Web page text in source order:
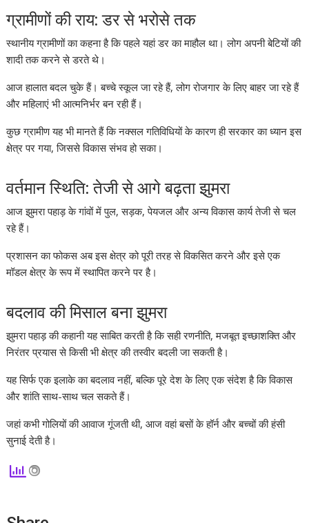
ग्रामीणों की राय: डर से भरोसे तक
स्थानीय ग्रामीणों का कहना है कि पहले यहां डर का माहौल था। लोग अपनी बेटियों की
शादी तक करने से डरते थे।
आज हालात बदल चुके हैं। बच्चे स्कूल जा रहे हैं, लोग रोजगार के लिए बाहर जा रहे हैं
और महिलाएं भी आत्मनिर्भर बन रही हैं।
कुछ ग्रामीण यह भी मानते हैं कि नक्सल गतिविधियों के कारण ही सरकार का ध्यान इस
क्षेत्र पर गया, जिससे विकास संभव हो सका।
वर्तमान स्थिति: तेजी से आगे बढ़ता झुमरा
आज झुमरा पहाड़ के गांवों में पुल, सड़क, पेयजल और अन्य विकास कार्य तेजी से चल
रहे हैं।
प्रशासन का फोकस अब इस क्षेत्र को पूरी तरह से विकसित करने और इसे एक
मॉडल क्षेत्र के रूप में स्थापित करने पर है।
बदलाव की मिसाल बना झुमरा
झुमरा पहाड़ की कहानी यह साबित करती है कि सही रणनीति, मजबूत इच्छाशक्ति और
निरंतर प्रयास से किसी भी क्षेत्र की तस्वीर बदली जा सकती है।
यह सिर्फ एक इलाके का बदलाव नहीं, बल्कि पूरे देश के लिए एक संदेश है कि विकास
और शांति साथ-साथ चल सकते हैं।
जहां कभी गोलियों की आवाज गूंजती थी, आज वहां बसों के हॉर्न और बच्चों की हंसी
सुनाई देती है।